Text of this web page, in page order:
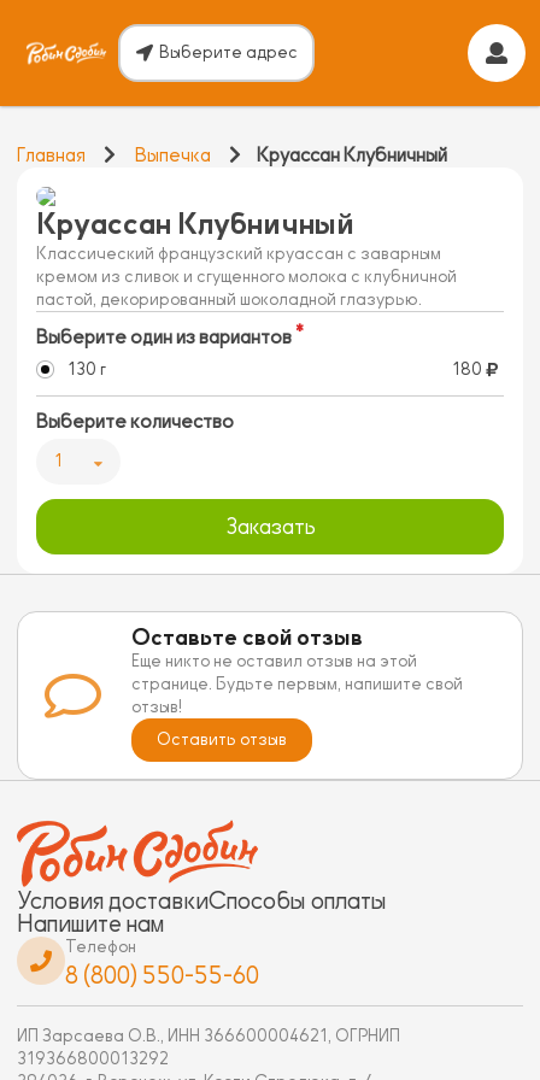
Выберите адрес
Главная Выпечка Круассан Клубничный
Круассан Клубничный
Классический французский круассан с заварным
кремом из сливок и сгущенного молока с клубничной
пастой, декорированный шоколадной глазурью.
Выберите один из вариантов
130 г 180
Выберите количество
1
Заказать
Оставьте свой отзыв
Еще никто не оставил отзыв на этой
странице. Будьте первым, напишите свой
отзыв!
Оставить отзыв
Условия доставкиСпособы оплаты
Напишите нам
Телефон
8 (800) 550-55-60
ИП Зарсаева О.В., ИНН 366600004621, ОГРНИП
319366800013292